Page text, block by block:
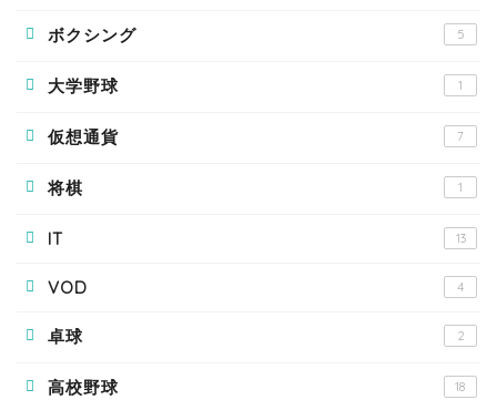
ボクシング 5
大学野球 1
仮想通貨 7
将棋 1
IT 13
VOD 4
卓球 2
高校野球 18